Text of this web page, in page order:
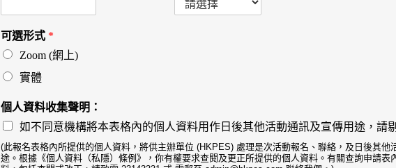
可選形式 *
Zoom (網上)
實體
個人資料收集聲明：
如不同意機構將本表格內的個人資料用作日後其他活動通訊及宣傳用途，請
(此報名表格內所提供的個人資料，將供主辦單位 (HKPES) 處理是次活動報名、聯絡，及日後其他
途。根據《個人資料（私隱）條例》，你有權要求查閱及更正所提供的個人資料。有關查詢申請表